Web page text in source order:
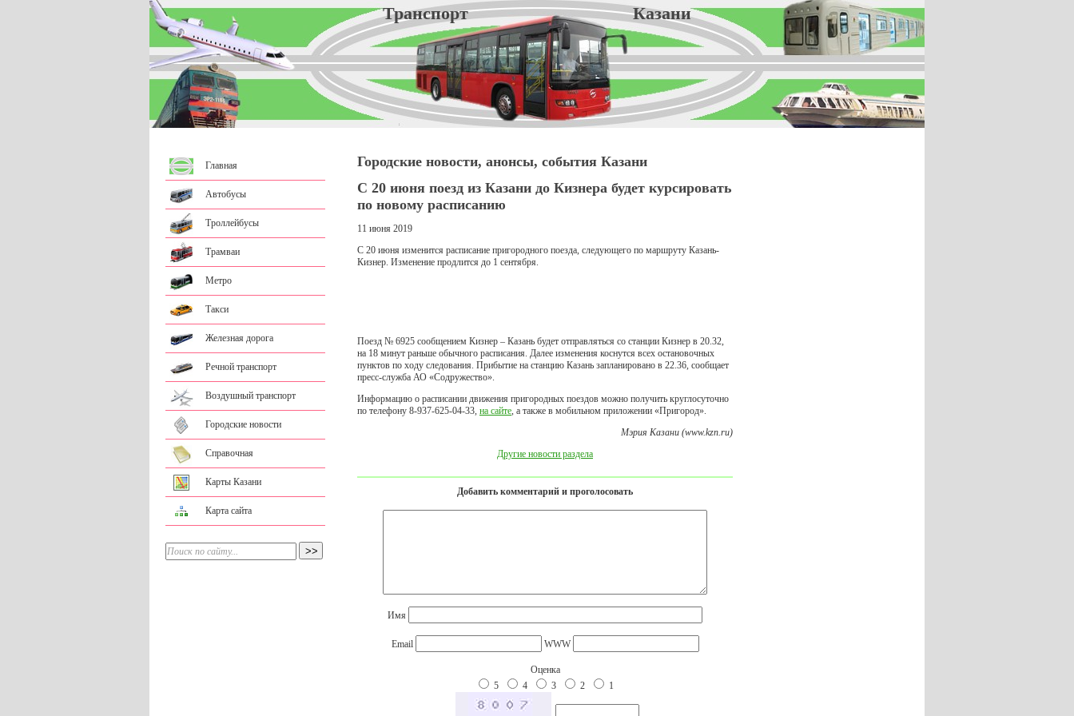
Транспорт Казани
Главная
Автобусы
Троллейбусы
Трамваи
Метро
Такси
Железная дорога
Речной транспорт
Воздушный транспорт
Городские новости
Справочная
Карты Казани
Карта сайта
Городские новости, анонсы, события Казани
С 20 июня поезд из Казани до Кизнера будет курсировать
по новому расписанию
11 июня 2019
С 20 июня изменится расписание пригородного поезда, следующего по маршруту Казань-
Кизнер. Изменение продлится до 1 сентября.
Поезд № 6925 сообщением Кизнер – Казань будет отправляться со станции Кизнер в 20.32,
на 18 минут раньше обычного расписания. Далее изменения коснутся всех остановочных
пунктов по ходу следования. Прибытие на станцию Казань запланировано в 22.36, сообщает
пресс-служба АО «Содружество».
Информацию о расписании движения пригородных поездов можно получить круглосуточно
по телефону 8-937-625-04-33, на сайте, а также в мобильном приложении «Пригород».
Мэрия Казани (www.kzn.ru)
Другие новости раздела
Добавить комментарий и проголосовать
Имя
Email WWW
Оценка
5
4 3 2 1